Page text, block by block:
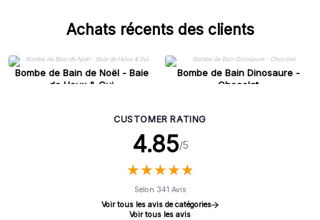
Achats récents des clients
Bombe de Bain de Noël - Baie
de Houx & Gui
Bombe de Bain Dinosaure -
Chocolat
CUSTOMER RATING
4.85/5
★★★★★
★★★★★
Selon 341 Avis
Voir tous les avis de catégories
Voir tous les avis